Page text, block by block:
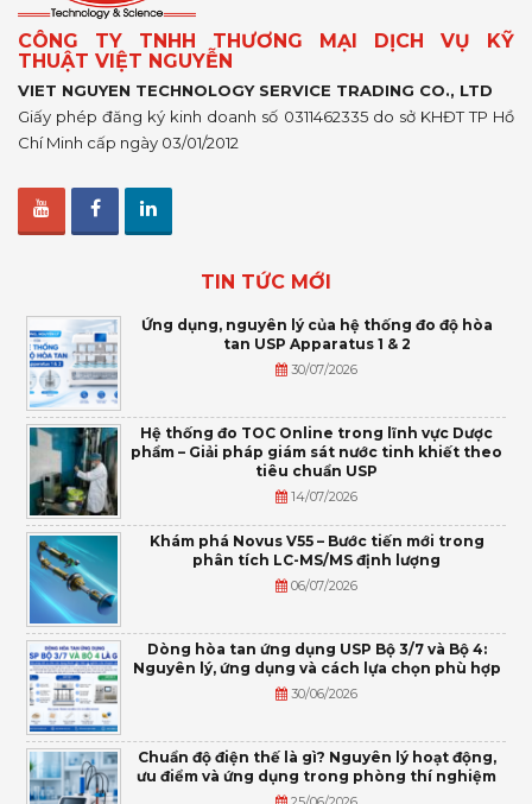
CÔNG TY TNHH THƯƠNG MẠI DỊCH VỤ KỸ
THUẬT VIỆT NGUYỄN
VIET NGUYEN TECHNOLOGY SERVICE TRADING CO., LTD
Giấy phép đăng ký kinh doanh số 0311462335 do sở KHĐT TP Hồ
Chí Minh cấp ngày 03/01/2012
TIN TỨC MỚI
Ứng dụng, nguyên lý của hệ thống đo độ hòa
tan USP Apparatus 1 & 2
30/07/2026
Hệ thống đo TOC Online trong lĩnh vực Dược
phẩm – Giải pháp giám sát nước tinh khiết theo
tiêu chuẩn USP
14/07/2026
Khám phá Novus V55 – Bước tiến mới trong
phân tích LC-MS/MS định lượng
06/07/2026
Dòng hòa tan ứng dụng USP Bộ 3/7 và Bộ 4:
Nguyên lý, ứng dụng và cách lựa chọn phù hợp
30/06/2026
Chuẩn độ điện thế là gì? Nguyên lý hoạt động,
ưu điểm và ứng dụng trong phòng thí nghiệm